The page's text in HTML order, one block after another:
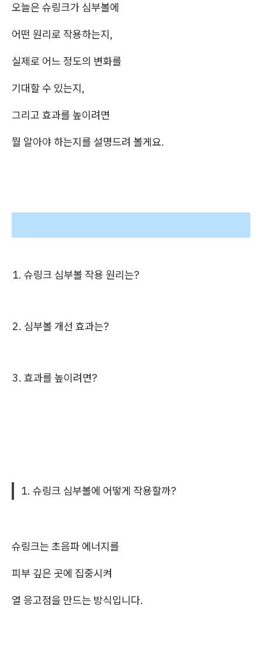
오늘은 슈링크가 심부볼에
어떤 원리로 작용하는지,
실제로 어느 정도의 변화를
기대할 수 있는지,
그리고 효과를 높이려면
뭘 알아야 하는지를 설명드려 볼게요.
1. 슈링크 심부볼 작용 원리는?
2. 심부볼 개선 효과는?
3. 효과를 높이려면?
1. 슈링크 심부볼에 어떻게 작용할까?
슈링크는 초음파 에너지를
피부 깊은 곳에 집중시켜
열 응고점을 만드는 방식입니다.